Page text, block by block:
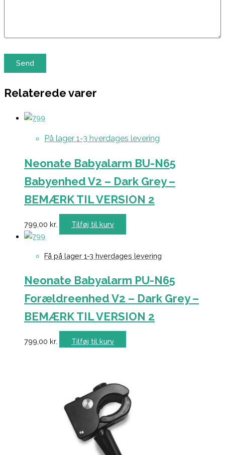
Relaterede varer
På lager 1-3 hverdages levering
Neonate Babyalarm BU-N65
Babyenhed V2 – Dark Grey –
BEMÆRK TIL VERSION 2
799,00 kr. Tilføj til kurv
Få på lager 1-3 hverdages levering
Neonate Babyalarm PU-N65
Forældreenhed V2 – Dark Grey –
BEMÆRK TIL VERSION 2
799,00 kr. Tilføj til kurv